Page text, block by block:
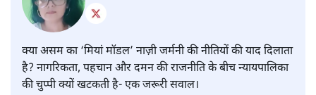
क्या असम का ‘मियां मॉडल’ नाज़ी जर्मनी की नीतियों की याद दिलाता
है? नागरिकता, पहचान और दमन की राजनीति के बीच न्यायपालिका
की चुप्पी क्यों खटकती है- एक जरूरी सवाल।